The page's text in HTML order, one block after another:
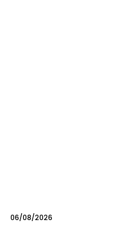
06/08/2026